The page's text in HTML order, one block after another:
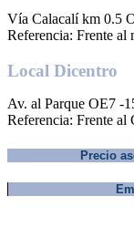
Vía Calacalí km 0.5
Referencia: Frente al
Local Dicentro
Av. al Parque OE7 -
Referencia: Frente al
Precio